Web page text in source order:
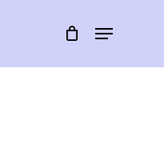
Menu
Menu